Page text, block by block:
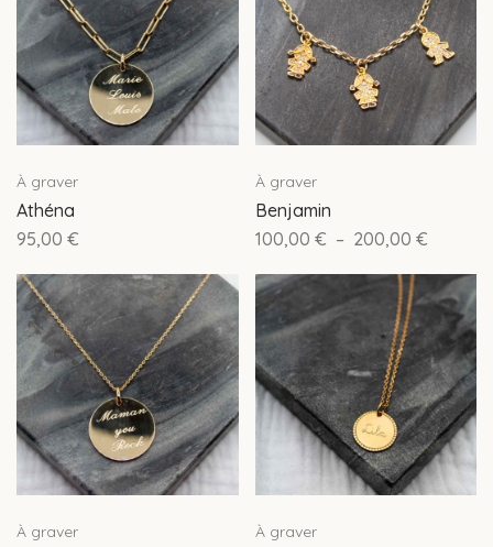
À graver
Athéna
95,00 €
À graver
Benjamin
100,00 € – 200,00 €
À graver À graver